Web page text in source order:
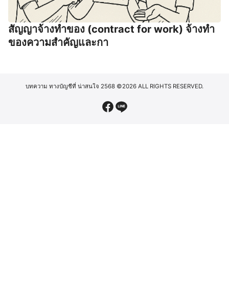
สัญญาจ้างทําของ (contract for work) จ้างทํา
ของความสำคัญและกา
บทความ ทางบัญชีที่ น่าสนใจ 2568 ©2026 ALL RIGHTS RESERVED.